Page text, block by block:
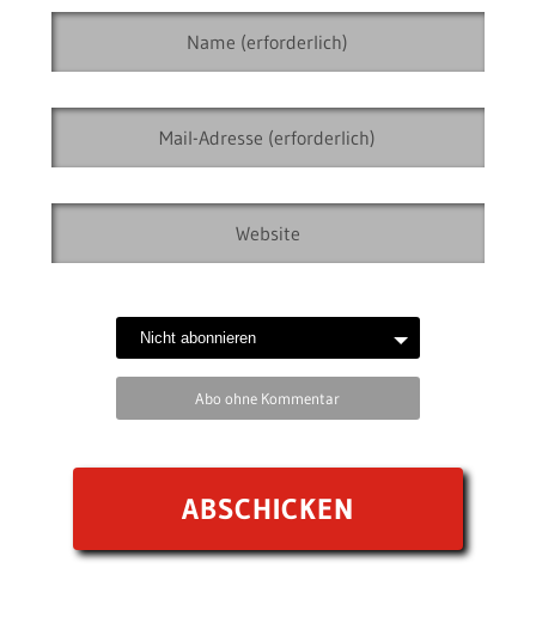
Abo ohne Kommentar